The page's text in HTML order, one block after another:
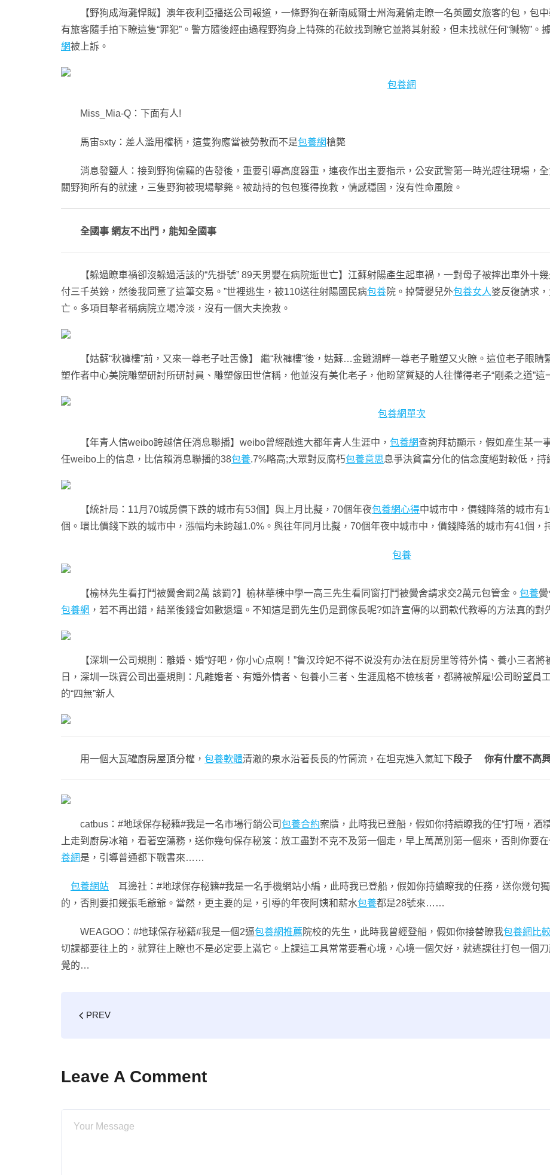
【野狗成海灘悍賊】澳年夜利亞播送公司報道，一條野狗在新南威爾士州海灘偷走瞭一名英國女旅客的包，包中
有旅客隨手拍下瞭這隻“罪犯”。警方隨後經由過程野狗身上特殊的花紋找到瞭它並將其射殺，但未找就任何“贓物”。
網被上訴。
包養網
Miss_Mia-Q：下面有人!
馬宙sxty：差人濫用權柄，這隻狗應當被勞教而不是包養網槍斃
消息發鹽人：接到野狗偷竊的告發後，重要引導高度器重，連夜作出主要指示，公安武警第一時光趕往現場，
關野狗所有的就逮，三隻野狗被現場擊斃。被劫持的包包獲得挽救，情感穩固，沒有性命風險。
全國事 網友不出門，能知全國事
【躲過瞭車禍卻沒躲過活該的“先掛號” 89天男嬰在病院逝世亡】江蘇射陽產生起車禍，一對母子被摔出車外十
付三千英鎊，然後我同意了這筆交易。”世裡逃生，被110送往射陽國民病包養院。掉臂嬰兒外包養女人婆反復請求
亡。多項目擊者稱病院立場冷淡，沒有一個大夫挽救。
【姑蘇“秋褲樓”前，又來一尊老子吐舌像】 繼“秋褲樓”後，姑蘇…金雞湖畔一尊老子雕塑又火瞭。這位老子眼睛
塑作者中心美院雕塑研討所研討員、雕塑傢田世信稱，他並沒有美化老子，他盼望質疑的人往懂得老子“剛柔之道”這
包養網單次
【年青人信weibo跨越信任消息聯播】weibo曾經融進大都年青人生涯中， 包養網查詢拜訪顯示，假如產生某一
任weibo上的信息，比信賴消息聯播的38包養.7%略高;大眾對反腐朽包養意思息爭決貧富分化的信念度絕對較低，持
【統計局：11月70城房價下跌的城市有53個】與上月比擬，70個年夜包養網心得中城市中，價錢降落的城市有
個。環比價錢下跌的城市中，漲幅均未跨越1.0%。與往年同月比擬，70個年夜中城市中，價錢降落的城市有41個，
包養
【榆林先生看打鬥被黌舍罰2萬 該罰?】榆林華棟中學一高三先生看同窗打鬥被黌舍請求交2萬元包管金。 包養黌
包養網 ，若不再出錯，結業後錢會如數退還。不知這是罰先生仍是罰傢長呢?如許宣傳的以罰款代教導的方法真的對
【深圳一公司規則：離婚、婚“好吧，你小心点啊！”鲁汉玲妃不得不说没有办法在厨房里等待外情、養小三者將
日，深圳一珠寶公司出臺規則：凡離婚者、有婚外情者、包養小三者、生涯風格不檢核者，都將被解雇!公司盼望員
的“四無”新人
用一個大瓦罐廚房屋頂分權， 包養軟體清澈的泉水沿著長長的竹筒流，在坦克進入氣缸下段子 你有什麼不高
catbus：#地球保存秘籍#我是一名市場行銷公司包養合約案牘，此時我已登船，假如你持續瞭我的任“打嗝，酒
上走到廚房冰箱，看著空蕩務，送你幾句保存秘笈：放工盡對不克不及第一個走，早上萬萬別第一個來，否則你要
養網是，引導普通都下戰書來……
包養網站 耳邊社：#地球保存秘籍#我是一名手機網站小編，此時我已登船，假如你持續瞭我的任務，送你幾句
的，否則要扣幾張毛爺爺。當然，更主要的是，引導的年夜阿姨和薪水包養都是28號來……
WEAGOO：#地球保存秘籍#我是一個2逼包養網推薦 院校的先生，此時我曾經登船，假如你接替瞭我包養網比
切課都要往上的，就算往上瞭也不是必定要上滿它。上課這工具常常要看心境，心境一個欠好，就逃課往打包一個
覺的…
PREV
Leave A Comment